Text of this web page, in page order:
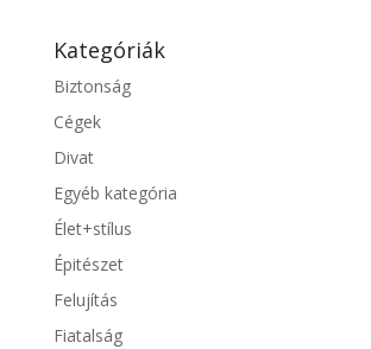
Kategóriák
Biztonság
Cégek
Divat
Egyéb kategória
Élet+stílus
Épitészet
Felujítás
Fiatalság